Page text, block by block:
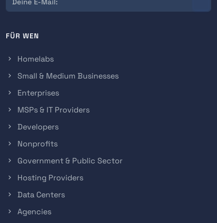
FÜR WEN
Homelabs
Small & Medium Businesses
Enterprises
MSPs & IT Providers
Developers
Nonprofits
Government & Public Sector
Hosting Providers
Data Centers
Agencies